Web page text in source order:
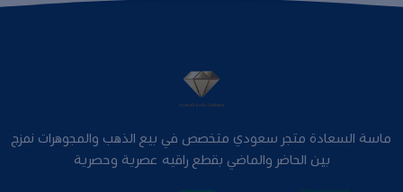
ماسة السعادة متجر سعودي متخصص في بيع الذهب والمجوهرات نمزج
بين الحاضر والماضي بقطع راقيه عصرية وحصرية